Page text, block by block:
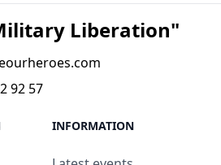
Liberation"
92 57
INFORMATION